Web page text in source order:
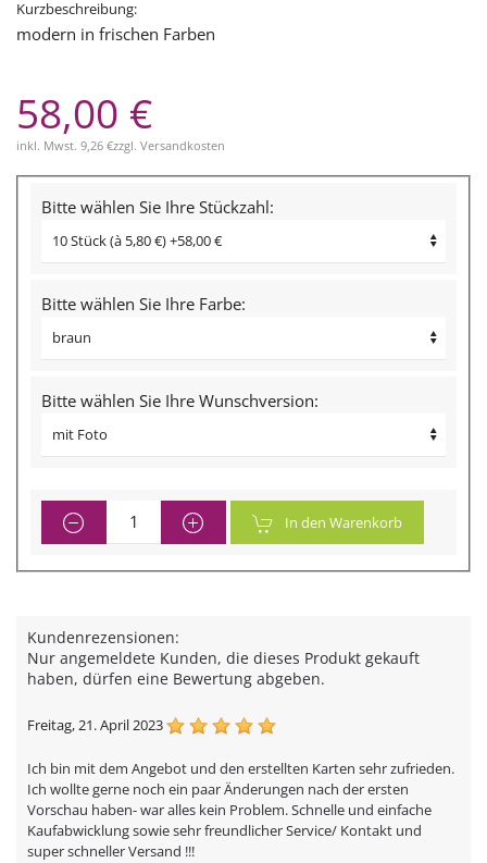
Kurzbeschreibung:
modern in frischen Farben
58,00 €
inkl. Mwst. 9,26 €zzgl. Versandkosten
Bitte wählen Sie Ihre Stückzahl:
Bitte wählen Sie Ihre Farbe:
Bitte wählen Sie Ihre Wunschversion:
In den Warenkorb
Kundenrezensionen:
Nur angemeldete Kunden, die dieses Produkt gekauft
haben, dürfen eine Bewertung abgeben.
Freitag, 21. April 2023
Ich bin mit dem Angebot und den erstellten Karten sehr zufrieden.
Ich wollte gerne noch ein paar Änderungen nach der ersten
Vorschau haben- war alles kein Problem. Schnelle und einfache
Kaufabwicklung sowie sehr freundlicher Service/ Kontakt und
super schneller Versand !!!